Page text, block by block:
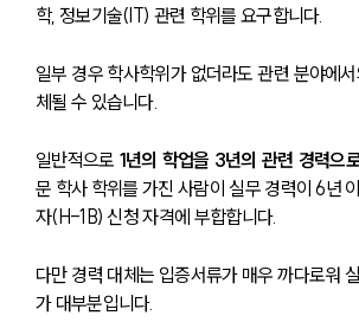
학, 정보기술(IT) 관련 학위를 요구합니다.
일부 경우 학사학위가 없더라도 관련 분야에
체될 수 있습니다.
일반적으로 1년의 학업을 3년의 관련 경력으
문 학사 학위를 가진 사람이 실무 경력이 6년
자(H-1B) 신청 자격에 부합합니다.
다만 경력 대체는 입증서류가 매우 까다로워
가 대부분입니다.